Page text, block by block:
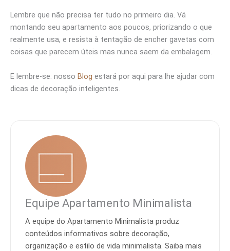
Lembre que não precisa ter tudo no primeiro dia. Vá
montando seu apartamento aos poucos, priorizando o que
realmente usa, e resista à tentação de encher gavetas com
coisas que parecem úteis mas nunca saem da embalagem.
E lembre-se: nosso Blog estará por aqui para lhe ajudar com
dicas de decoração inteligentes.
Equipe Apartamento Minimalista
A equipe do Apartamento Minimalista produz
conteúdos informativos sobre decoração,
organização e estilo de vida minimalista. Saiba mais